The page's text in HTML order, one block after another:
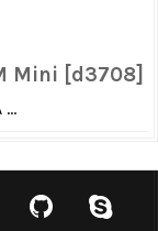
Mini [d3708]